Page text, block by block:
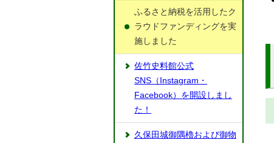
ふるさと納税を活用したク
ラウドファンディングを実
施しました
佐竹史料館公式
SNS（Instagram・
Facebook）を開設しまし
た！
久保田城御隅櫓および御物